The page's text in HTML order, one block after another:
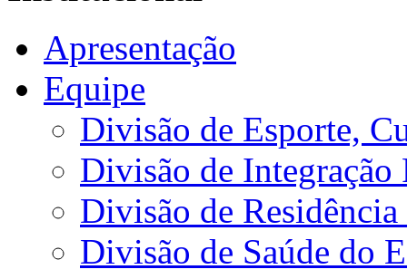
Apresentação
Equipe
Divisão de Esporte,
Divisão de Integração
Divisão de
Divisão de Saúde do